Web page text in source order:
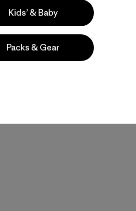
/ 5
Kids’ & Baby
Packs & Gear